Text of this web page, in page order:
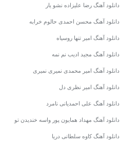
دانلود آهنگ رضا علیزاده نشو یار
دانلود آهنگ محسن احمدی حالوم خرابه
دانلود آهنگ امیر تنها روسیاه
دانلود آهنگ مجید ادیب نم نمه
دانلود آهنگ امیر محمدی نمیری نمیری
دانلود آهنگ امیر نظری دل
دانلود آهنگ علی احمدیانی نامرد
دانلود آهنگ مهداد همایون پور واسه خندیدن تو
دانلود آهنگ کاوه سلطانی دریا